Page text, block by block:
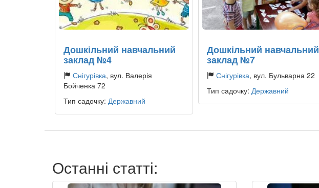
Дошкільний навчальний
заклад №4
Снігурівка, вул. Валерія
Бойченка 72
Тип садочку: Державний
Дошкільний навчальний
заклад №7
Снігурівка, вул. Бульварна 22
Тип садочку: Державний
Останні статті: